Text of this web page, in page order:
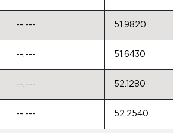
--.--- 51.9820
--.--- 51.6430
--.--- 52.1280
--.--- 52.2540